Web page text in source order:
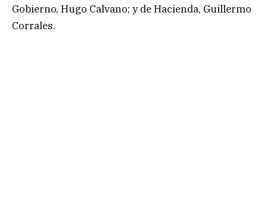
Gobierno, Hugo Calvano; y de Hacienda, Guillermo
Corrales.